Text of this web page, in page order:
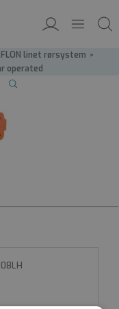
linet rørsystem /
operated